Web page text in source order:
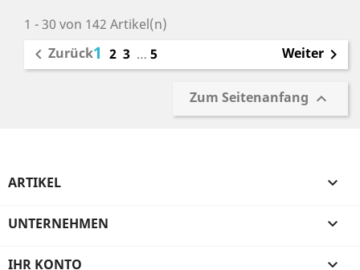
1 - 30 von 142 Artikel(n)
 Zurück1 2 3 … 5 Weiter 
Zum Seitenanfang 
ARTIKEL 
UNTERNEHMEN 
IHR KONTO 